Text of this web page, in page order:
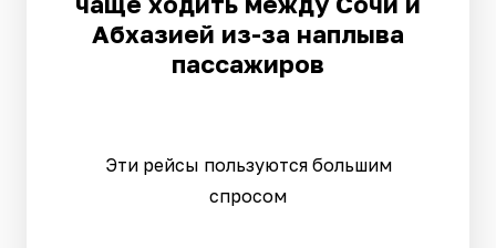
Абхазией из-за наплыва
пассажиров
Эти рейсы пользуются большим
спросом